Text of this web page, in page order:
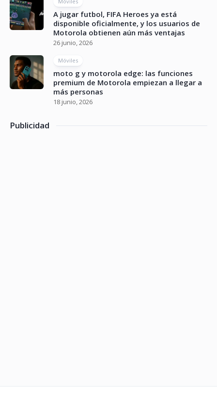
A jugar futbol, FIFA Heroes ya está
disponible oficialmente, y los usuarios de
Motorola obtienen aún más ventajas
26 junio, 2026
Móviles
moto g y motorola edge: las funciones
premium de Motorola empiezan a llegar a
más personas
18 junio, 2026
Publicidad